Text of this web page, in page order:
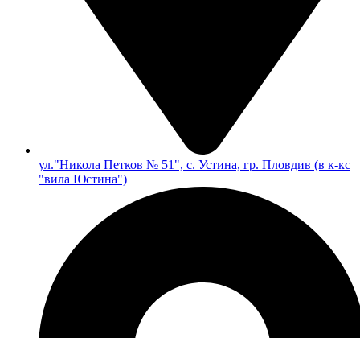
ул."Никола Петков № 51", с. Устина, гр. Пловдив (в к-кс
"вила Юстина")